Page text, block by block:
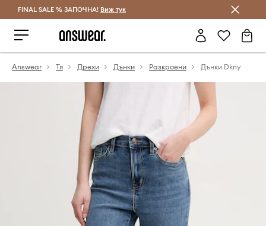
Спестявай с Answear Club
FINAL SALE % ЗАПОЧНА! Виж тук
Answear Тя Дрехи Дънки Разкроени Дънки Dkny